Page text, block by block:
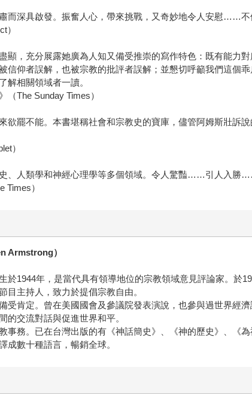
深具啟發。振奮人心，帶來挑戰，又奇妙地令人安慰……不
）
顯，充分展露她廣為人知又備受推崇的寫作特色：既有能力
信仰者誤解，也被宗教的批評者誤解；並懇切呼籲我們這
解相關領域者一讀。
The Sunday Times）
罷不能。本書堪稱社會和宗教史的寶庫，儘管阿姆斯壯訴
）
、人類學和神經心理學等多個領域。令人驚豔……引人入勝
）
Armstrong）
於1944年，是當代具有領導地位的宗教領域意見評論家。
目主持人，致力於提倡宗教自由。
受肯定。曾在美國國會及參議院發表演說，也參與過世界經
的交流對話與促進世界和平。
事務。已在台灣出版的有《神話簡史》、《神的歷史》、《
成數十種語言，暢銷全球。